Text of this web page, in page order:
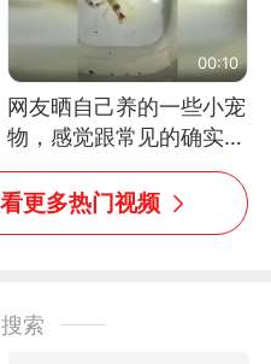
00:10
网友晒自己养的一些小宠
物，感觉跟常见的确实有
些不一样
更多热门视频
索